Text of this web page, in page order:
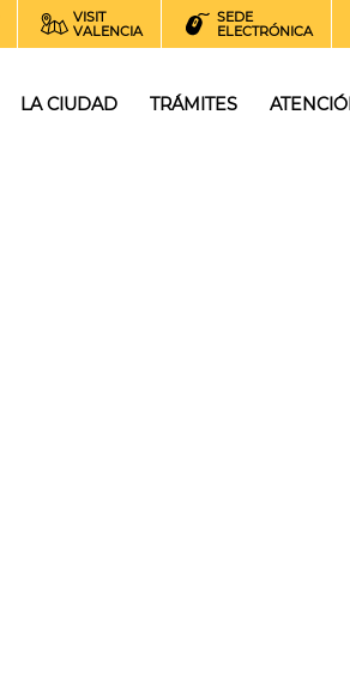
VISIT
VALENCIA
SEDE
ELECTRÓNICA
LA CIUDAD TRÁMITES